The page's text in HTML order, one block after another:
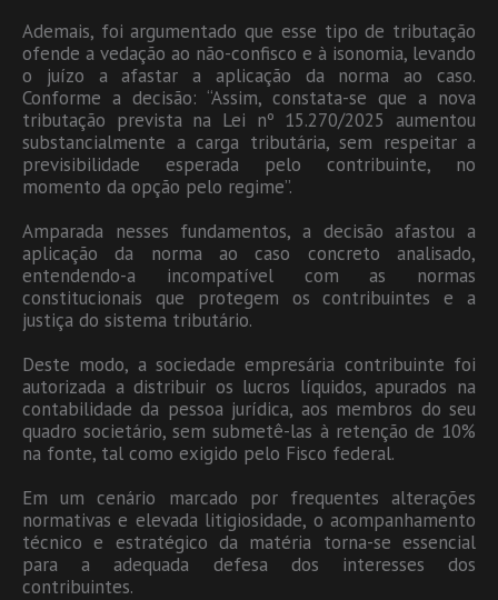
Ademais, foi argumentado que esse tipo de tributação
ofende a vedação ao não-confisco e à isonomia, levando
o juízo a afastar a aplicação da norma ao caso.
Conforme a decisão: “Assim, constata-se que a nova
tributação prevista na Lei nº 15.270/2025 aumentou
substancialmente a carga tributária, sem respeitar a
previsibilidade esperada pelo contribuinte, no
momento da opção pelo regime”.
Amparada nesses fundamentos, a decisão afastou a
aplicação da norma ao caso concreto analisado,
entendendo-a incompatível com as normas
constitucionais que protegem os contribuintes e a
justiça do sistema tributário.
Deste modo, a sociedade empresária contribuinte foi
autorizada a distribuir os lucros líquidos, apurados na
contabilidade da pessoa jurídica, aos membros do seu
quadro societário, sem submetê-las à retenção de 10%
na fonte, tal como exigido pelo Fisco federal.
Em um cenário marcado por frequentes alterações
normativas e elevada litigiosidade, o acompanhamento
técnico e estratégico da matéria torna-se essencial
para a adequada defesa dos interesses dos
contribuintes.